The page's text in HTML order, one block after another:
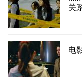
关
电